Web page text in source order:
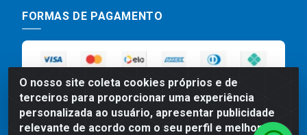
O nosso site coleta cookies próprios e de
terceiros para proporcionar uma experiência
personalizada ao usuário, apresentar publicidade
relevante de acordo com o seu perfil e melhorar a
FORMAS DE PAGAMENTO